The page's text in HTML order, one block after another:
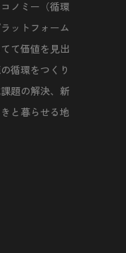
ノミー（循環
ットフォーム
て価値を見出
循環をつくり
題の解決、新
と暮らせる地